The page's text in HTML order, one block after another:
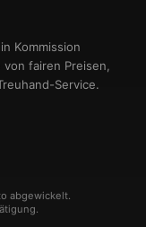
Kommission
von fairen Preisen,
Service.
abgewickelt.